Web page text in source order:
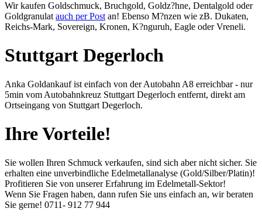
Wir kaufen Goldschmuck, Bruchgold, Goldz?hne, Dentalgold oder
Goldgranulat auch per Post an! Ebenso M?nzen wie zB. Dukaten,
Reichs-Mark, Sovereign, Kronen, K?nguruh, Eagle oder Vreneli.
Stuttgart Degerloch
Anka Goldankauf ist einfach von der Autobahn A8 erreichbar - nur
5min vom Autobahnkreuz Stuttgart Degerloch entfernt, direkt am
Ortseingang von Stuttgart Degerloch.
Ihre Vorteile!
Sie wollen Ihren Schmuck verkaufen, sind sich aber nicht sicher. Sie
erhalten eine unverbindliche Edelmetallanalyse (Gold/Silber/Platin)!
Profitieren Sie von unserer Erfahrung im Edelmetall-Sektor!
Wenn Sie Fragen haben, dann rufen Sie uns einfach an, wir beraten
Sie gerne! 0711- 912 77 944